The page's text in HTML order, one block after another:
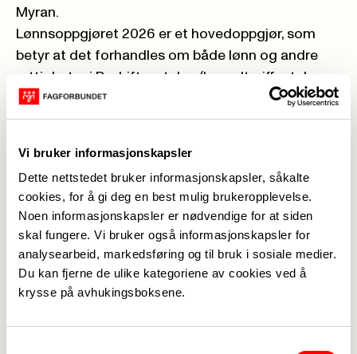
Vi bruker informasjonskapsler
Dette nettstedet bruker informasjonskapsler, såkalte
cookies, for å gi deg en best mulig brukeropplevelse.
Noen informasjonskapsler er nødvendige for at siden
skal fungere. Vi bruker også informasjonskapsler for
analysearbeid, markedsføring og til bruk i sosiale medier.
Du kan fjerne de ulike kategoriene av cookies ved å
krysse på avhukingsboksene.
Myran.
Lønnsoppgjøret 2026 er et hovedoppgjør, som
betyr at det forhandles om både lønn og andre
rettigheter i Bedriftsavtalen (hovedtariffavtalen
for selvstendige bedrifter i kommunal sektor).
Sentrale tillegg
Fagforbundet vil legge vekt på at mest mulig av
tilleggene blir gitt som sentrale tillegg.
– Det er også prioritert å få til en god fordeling på
lønnstabellen, sier Myran.
Avtalen for Samfunnsbedriftene korresponderer
med KS-avtalen og omfatter ansatte i kommunalt
eide AS og interkommunale selskaper innen avfall
og gjenvinning, biblioteksentralen, IKT-bedrifter,
næring/eiendom, parkering, revisjon og vann og